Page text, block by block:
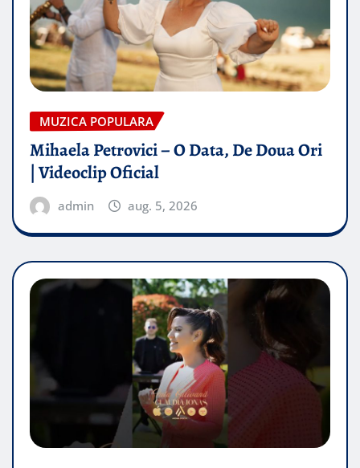
MUZICA POPULARA
Mihaela Petrovici – O Data, De Doua Ori
| Videoclip Oficial
admin aug. 5, 2026